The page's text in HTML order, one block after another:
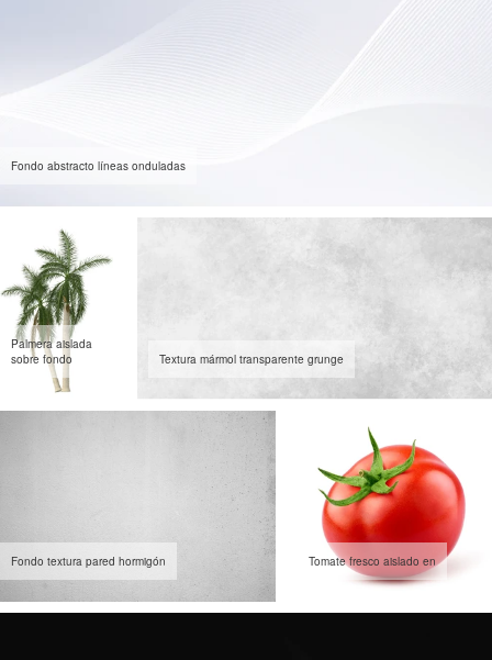
Fondo abstracto líneas onduladas
Palmera aislada
sobre fondo
Textura mármol transparente grunge
Fondo textura pared hormigón Tomate fresco aislado en